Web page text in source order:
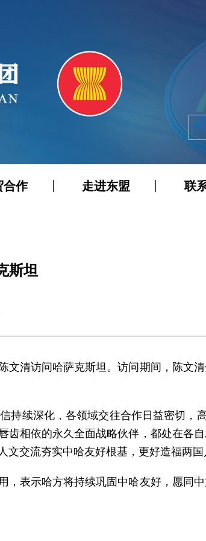
合作 走进东盟 联
斯坦
清访问哈萨克斯坦。访问期间，陈文
续深化，各领域交往合作日益密切，
相依的永久全面战略伙伴，都处在各自
交流夯实中哈友好根基，更好造福两国
表示哈方将持续巩固中哈友好，愿同